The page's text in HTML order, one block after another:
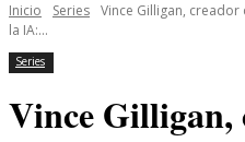
Inicio Series Vince Gilligan,
la IA:...
Series
Vince Gilligan,